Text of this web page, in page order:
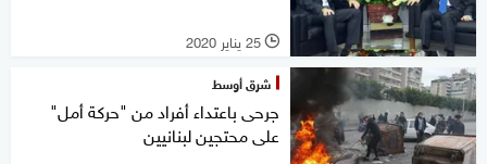
l 25 يناير 2020
شرق أوسط
جرحى باعتداء أفراد من "حركة أمل"
على محتجين لبنانيين